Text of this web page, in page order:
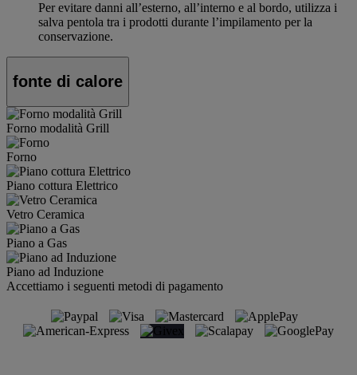
Per evitare danni all’esterno, all’interno e al bordo, utilizza i
salva pentola tra i prodotti durante l’impilamento per la
conservazione.
fonte di calore
Forno modalità Grill
Forno
Piano cottura Elettrico
Vetro Ceramica
Piano a Gas
Piano ad Induzione
Accettiamo i seguenti metodi di pagamento